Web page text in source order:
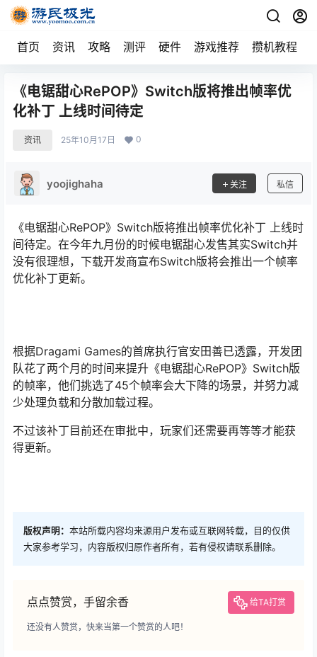
首页 资讯 攻略 测评 硬件 游戏推荐 攒机教程
《电锯甜心RePOP》Switch版将推出帧率优
化补丁 上线时间待定
资讯 25年10月17日 0
yoojighaha 关注 私信
《电锯甜心RePOP》Switch版将推出帧率优化补丁 上线时
间待定。在今年九月份的时候电锯甜心发售其实Switch并
没有很理想，下载开发商宣布Switch版将会推出一个帧率
优化补丁更新。
根据Dragami Games的首席执行官安田善已透露，开发团
队花了两个月的时间来提升《电锯甜心RePOP》Switch版
的帧率，他们挑选了45个帧率会大下降的场景，并努力减
少处理负载和分散加载过程。
不过该补丁目前还在审批中，玩家们还需要再等等才能获
得更新。
版权声明： 本站所载内容均来源用户发布或互联网转载，目的仅供
大家参考学习，内容版权归原作者所有，若有侵权请联系删除。
点点赞赏，手留余香 给TA打赏
还没有人赞赏，快来当第一个赞赏的人吧！